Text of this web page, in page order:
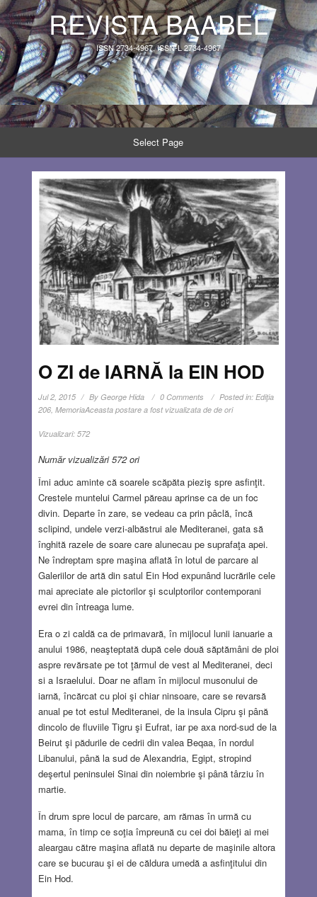
REVISTA BAABEL
ISSN 2734-4967, ISSN-L 2734-4967
Select Page
O ZI de IARNĂ la EIN HOD
Jul 2, 2015 By George Hida 0 Comments Posted in: Ediţia
206, MemoriaAceasta postare a fost vizualizata de de ori
Vizualizari: 572
Număr vizualizări 572 ori
Îmi aduc aminte că soarele scăpăta pieziş spre asfinţit.
Crestele muntelui Carmel păreau aprinse ca de un foc
divin. Departe în zare, se vedeau ca prin pâclă, încă
sclipind, undele verzi-albăstrui ale Mediteranei, gata să
înghită razele de soare care alunecau pe suprafaţa apei.
Ne îndreptam spre maşina aflată în lotul de parcare al
Galeriilor de artă din satul Ein Hod expunând lucrările cele
mai apreciate ale pictorilor şi sculptorilor contemporani
evrei din întreaga lume.
Era o zi caldă ca de primavară, în mijlocul lunii ianuarie a
anului 1986, neaşteptată după cele două săptămâni de ploi
aspre revărsate pe tot ţărmul de vest al Mediteranei, deci
si a Israelului. Doar ne aflam în mijlocul musonului de
iarnă, încărcat cu ploi şi chiar ninsoare, care se revarsă
anual pe tot estul Mediteranei, de la insula Cipru şi până
dincolo de fluviile Tigru şi Eufrat, iar pe axa nord-sud de la
Beirut şi pădurile de cedrii din valea Beqaa, în nordul
Libanului, până la sud de Alexandria, Egipt, stropind
deşertul peninsulei Sinai din noiembrie şi până târziu în
martie.
În drum spre locul de parcare, am rămas în urmă cu
mama, în timp ce soţia împreună cu cei doi băieţi ai mei
aleargau către maşina aflată nu departe de maşinile altora
care se bucurau şi ei de căldura umedă a asfinţitului din
Ein Hod.